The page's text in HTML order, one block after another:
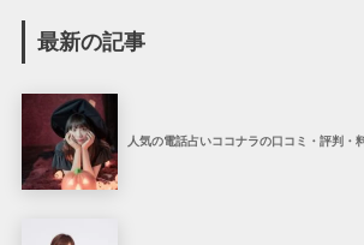
最新の記事
人気の電話占いココナラの口コミ・評判・